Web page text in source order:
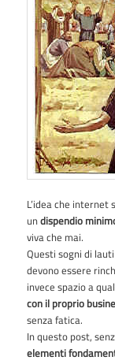
L’idea che
undispendio
viva che mai.
Questi sogni di
devono essere
invece spazio a
con il proprio
senza fatica.
In questo post,
elementi